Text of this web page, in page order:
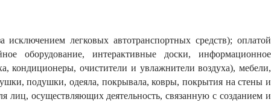
легковых автотранспортных средств); оплатой
оборудование, интерактивные доски, информационное
кондиционеры, очистители и увлажнители воздуха), мебели,
подушки, одеяла, покрывала, ковры, покрытия на стены и
лиц, осуществляющих деятельность, связанную с созданием и